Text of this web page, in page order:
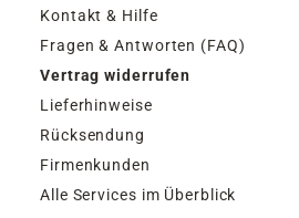
Kontakt & Hilfe
Fragen & Antworten (FAQ)
Vertrag widerrufen
Lieferhinweise
Rücksendung
Firmenkunden
Alle Services im Überblick